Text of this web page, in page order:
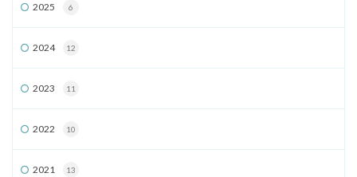
2025 6
2024 12
2023 11
2022 10
2021 13